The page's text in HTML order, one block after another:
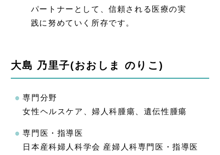
パートナーとして、信頼される医療の実
践に努めていく所存です。
大島 乃里子(おおしま のりこ)
専門分野
女性ヘルスケア、婦人科腫瘍、遺伝性腫瘍
専門医・指導医
日本産科婦人科学会 産婦人科専門医・指導医